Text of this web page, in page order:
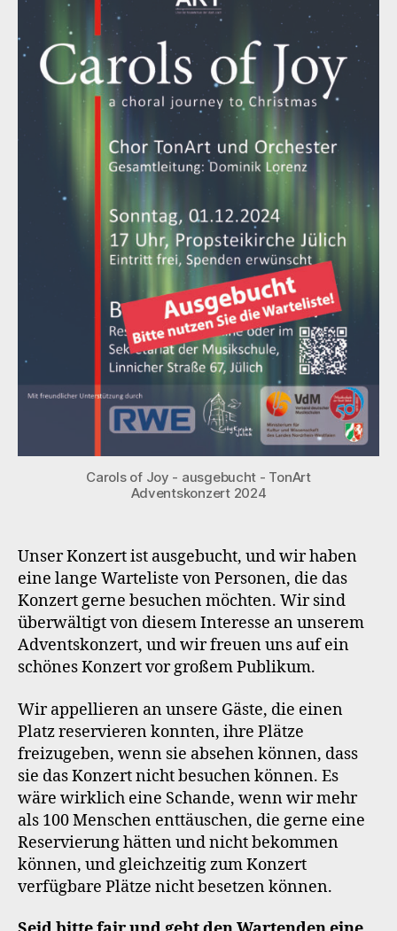
ist
ausgebucht
Carols of Joy - ausgebucht - TonArt
Adventskonzert 2024
Unser Konzert ist ausgebucht, und wir haben
eine lange Warteliste von Personen, die das
Konzert gerne besuchen möchten. Wir sind
überwältigt von diesem Interesse an unserem
Adventskonzert, und wir freuen uns auf ein
schönes Konzert vor großem Publikum.
Wir appellieren an unsere Gäste, die einen
Platz reservieren konnten, ihre Plätze
freizugeben, wenn sie absehen können, dass
sie das Konzert nicht besuchen können. Es
wäre wirklich eine Schande, wenn wir mehr
als 100 Menschen enttäuschen, die gerne eine
Reservierung hätten und nicht bekommen
können, und gleichzeitig zum Konzert
verfügbare Plätze nicht besetzen können.